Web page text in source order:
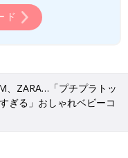
ド
、ZARA…「プチプラトッ
ぎる」おしゃれベビーコ